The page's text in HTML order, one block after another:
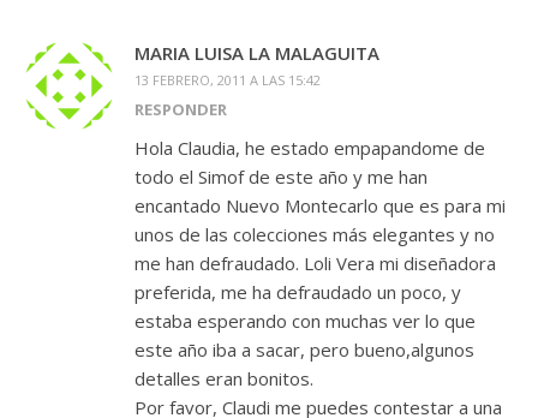
MARIA LUISA LA MALAGUITA
13 FEBRERO, 2011 A LAS 15:42
RESPONDER
Hola Claudia, he estado empapandome de
todo el Simof de este año y me han
encantado Nuevo Montecarlo que es para mi
unos de las colecciones más elegantes y no
me han defraudado. Loli Vera mi diseñadora
preferida, me ha defraudado un poco, y
estaba esperando con muchas ver lo que
este año iba a sacar, pero bueno,algunos
detalles eran bonitos.
Por favor, Claudi me puedes contestar a una